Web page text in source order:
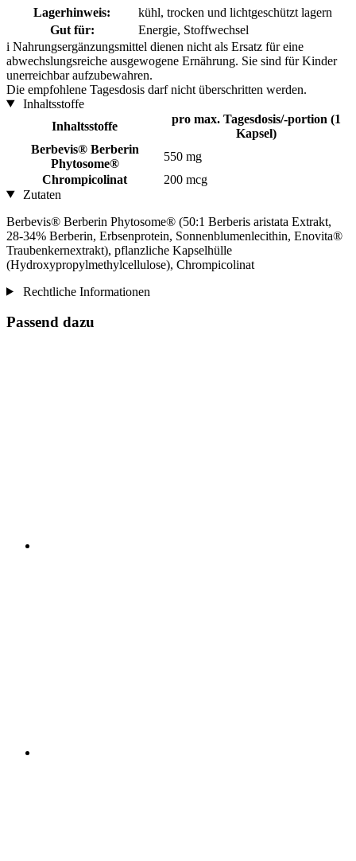
Lagerhinweis:
kühl, trocken und lichtgeschützt lagern
Gut für:
Energie, Stoffwechsel
i Nahrungsergänzungsmittel dienen nicht als Ersatz für eine
abwechslungsreiche ausgewogene Ernährung. Sie sind für Kinder
unerreichbar aufzubewahren.
Die empfohlene Tagesdosis darf nicht überschritten werden.
Inhaltsstoffe
Inhaltsstoffe
pro max. Tagesdosis/-portion (1
Kapsel)
Berbevis® Berberin
Phytosome®
550 mg
Chrompicolinat
200 mcg
Zutaten
Berbevis® Berberin Phytosome® (50:1 Berberis aristata Extrakt,
28-34% Berberin, Erbsenprotein, Sonnenblumenlecithin, Enovita®
Traubenkernextrakt), pflanzliche Kapselhülle
(Hydroxypropylmethylcellulose), Chrompicolinat
Rechtliche Informationen
Passend dazu